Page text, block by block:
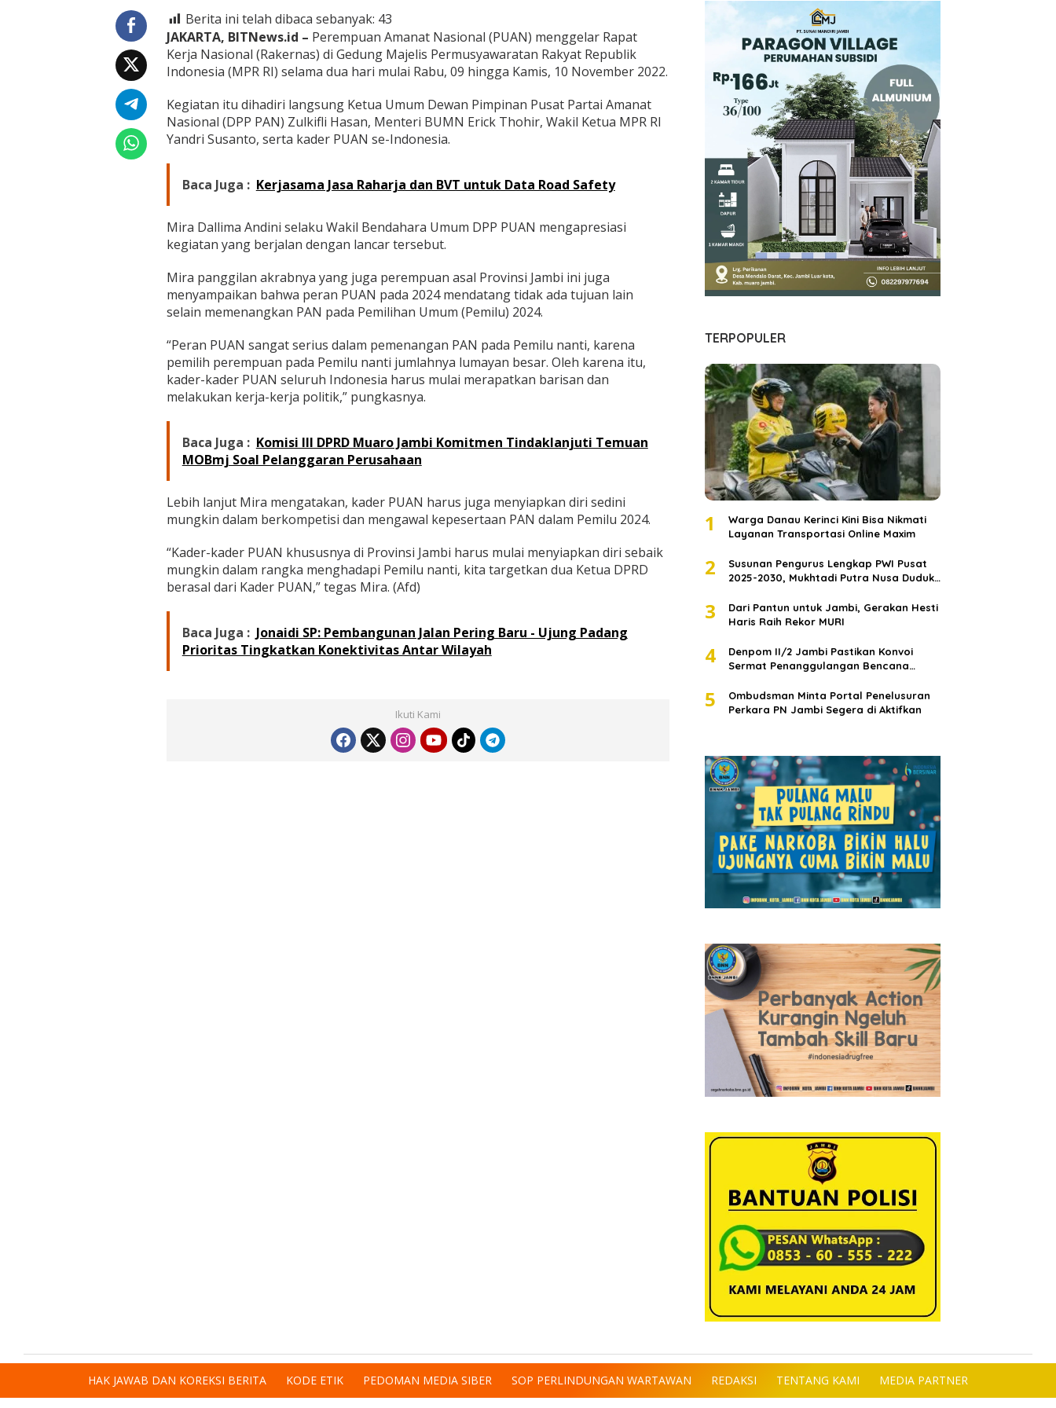
r
n
a
s
d
G
d
u
M
J
e
n
g
P
m
i
l
u
2
4
Berita ini telah dibaca sebanyak: 43
JAKARTA, BITNews.id – Perempuan Amanat Nasional (PUAN) menggelar Rapat
Kerja Nasional (Rakernas) di Gedung Majelis Permusyawaratan Rakyat Republik
Indonesia (MPR RI) selama dua hari mulai Rabu, 09 hingga Kamis, 10 November 2022.
Kegiatan itu dihadiri langsung Ketua Umum Dewan Pimpinan Pusat Partai Amanat
Nasional (DPP PAN) Zulkifli Hasan, Menteri BUMN Erick Thohir, Wakil Ketua MPR RI
Yandri Susanto, serta kader PUAN se-Indonesia.
Baca Juga : Kerjasama Jasa Raharja dan BVT untuk Data Road Safety
Mira Dallima Andini selaku Wakil Bendahara Umum DPP PUAN mengapresiasi
kegiatan yang berjalan dengan lancar tersebut.
Mira panggilan akrabnya yang juga perempuan asal Provinsi Jambi ini juga
menyampaikan bahwa peran PUAN pada 2024 mendatang tidak ada tujuan lain
selain memenangkan PAN pada Pemilihan Umum (Pemilu) 2024.
“Peran PUAN sangat serius dalam pemenangan PAN pada Pemilu nanti, karena
pemilih perempuan pada Pemilu nanti jumlahnya lumayan besar. Oleh karena itu,
kader-kader PUAN seluruh Indonesia harus mulai merapatkan barisan dan
melakukan kerja-kerja politik,” pungkasnya.
Baca Juga : Komisi III DPRD Muaro Jambi Komitmen Tindaklanjuti Temuan
MOBmj Soal Pelanggaran Perusahaan
Lebih lanjut Mira mengatakan, kader PUAN harus juga menyiapkan diri sedini
mungkin dalam berkompetisi dan mengawal kepesertaan PAN dalam Pemilu 2024.
“Kader-kader PUAN khususnya di Provinsi Jambi harus mulai menyiapkan diri sebaik
mungkin dalam rangka menghadapi Pemilu nanti, kita targetkan dua Ketua DPRD
berasal dari Kader PUAN,” tegas Mira. (Afd)
Baca Juga : Jonaidi SP: Pembangunan Jalan Pering Baru - Ujung Padang
Prioritas Tingkatkan Konektivitas Antar Wilayah
Ikuti Kami
TERPOPULER
1
Warga Danau Kerinci Kini Bisa Nikmati
Layanan Transportasi Online Maxim
2
Susunan Pengurus Lengkap PWI Pusat
2025-2030, Mukhtadi Putra Nusa Duduki
3
Dari Pantun untuk Jambi, Gerakan Hesti
Haris Raih Rekor MURI
4
Denpom II/2 Jambi Pastikan Konvoi
Sermat Penanggulangan Bencana
5
Ombudsman Minta Portal Penelusuran
Perkara PN Jambi Segera di Aktifkan
HAK JAWAB DAN KOREKSI BERITA KODE ETIK PEDOMAN MEDIA SIBER SOP PERLINDUNGAN WARTAWAN REDAKSI TENTANG KAMI MEDIA PARTNER